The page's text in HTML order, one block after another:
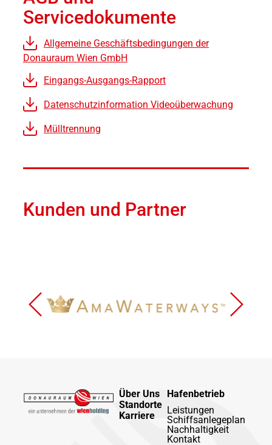
Servicedokumente
Allgemeine Geschäftsbedingungen der
Donauraum Wien GmbH
Eingangs-Ausgangs-Rapport
Datenschutzinformation Videoüberwachung
Mülltrennung
Kunden und Partner
Über Uns
Standorte
Karriere
Hafenbetrieb
Leistungen
Schiffsanlegeplan
Nachhaltigkeit
Kontakt